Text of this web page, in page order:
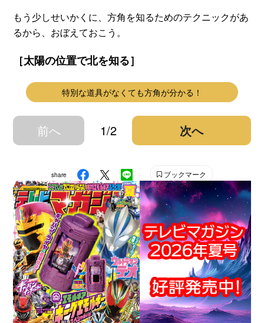
もう少しせいかくに、方角を知るためのテクニックがあ
るから、おぼえておこう。
［太陽の位置で北を知る］
特別な道具がなくても方角が分かる！
前へ 1/2 次へ
share ブックマーク